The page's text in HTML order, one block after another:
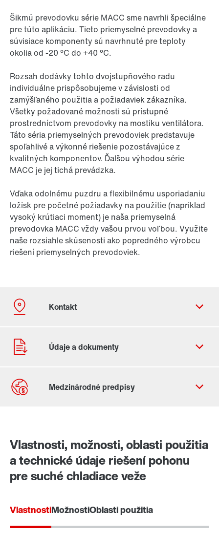
Šikmú prevodovku série MACC sme navrhli špeciálne
pre túto aplikáciu. Tieto priemyselné prevodovky a
súvisiace komponenty sú navrhnuté pre teploty
okolia od -20 °C do +40 °C.
Rozsah dodávky tohto dvojstupňového radu
individuálne prispôsobujeme v závislosti od
zamýšľaného použitia a požiadaviek zákazníka.
Všetky požadované možnosti sú prístupné
prostredníctvom prevodovky na mostíku ventilátora.
Táto séria priemyselných prevodoviek predstavuje
spoľahlivé a výkonné riešenie pozostávajúce z
kvalitných komponentov. Ďalšou výhodou série
MACC je jej tichá prevádzka.
Vďaka odolnému puzdru a flexibilnému usporiadaniu
ložísk pre početné požiadavky na použitie (napríklad
vysoký krútiaci moment) je naša priemyselná
prevodovka MACC vždy vašou prvou voľbou. Využite
naše rozsiahle skúsenosti ako popredného výrobcu
riešení priemyselných prevodoviek.
Vlastnosti, možnosti, oblasti použitia
a technické údaje riešení pohonu
pre suché chladiace veže
VlastnostiMožnostiOblasti použitia